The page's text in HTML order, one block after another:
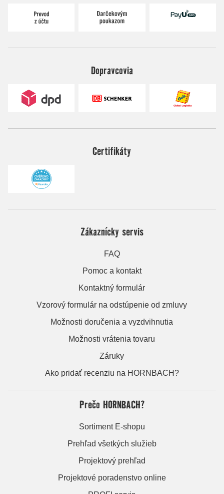
Dopravcovia
Certifikáty
Zákaznícky servis
FAQ
Pomoc a kontakt
Kontaktný formulár
Vzorový formulár na odstúpenie od zmluvy
Možnosti doručenia a vyzdvihnutia
Možnosti vrátenia tovaru
Záruky
Ako pridať recenziu na HORNBACH?
Prečo HORNBACH?
Sortiment E-shopu
Prehľad všetkých služieb
Projektový prehľad
Projektové poradenstvo online